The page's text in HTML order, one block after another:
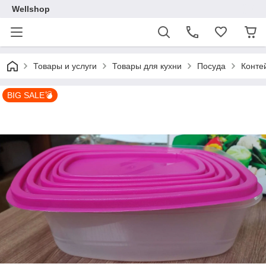
Wellshop
Товары и услуги Товары для кухни Посуда
BIG SALE💣